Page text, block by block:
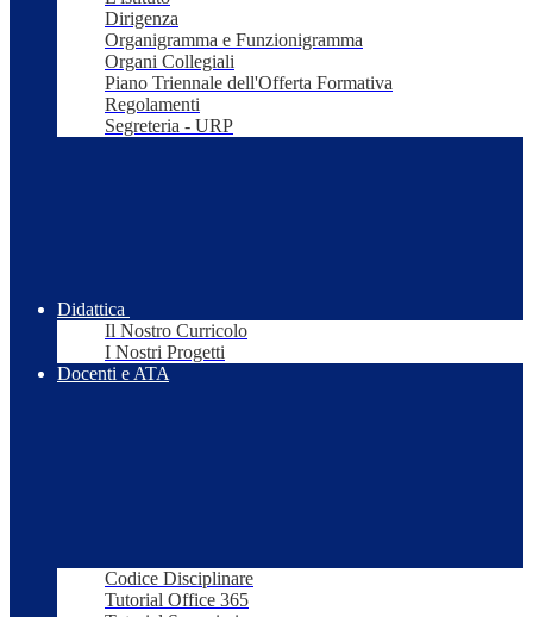
Dirigenza
Organigramma e Funzionigramma
Organi Collegiali
Piano Triennale dell'Offerta Formativa
Regolamenti
Segreteria - URP
Didattica
Il Nostro Curricolo
I Nostri Progetti
Docenti e ATA
Codice Disciplinare
Tutorial Office 365